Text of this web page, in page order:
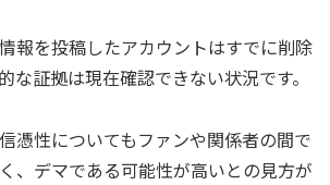
報を投稿したアカウントはすでに削除
な証拠は現在確認できない状況です。
憑性についてもファンや関係者の間で
、デマである可能性が高いとの見方が